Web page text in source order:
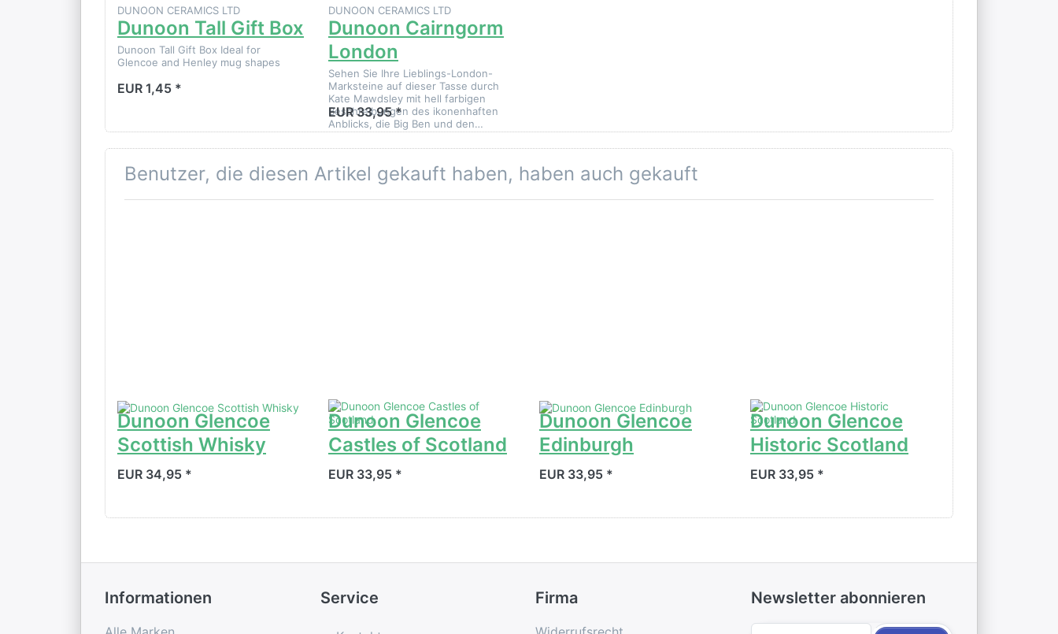
DUNOON CERAMICS LTD
Dunoon Tall Gift Box
Dunoon Tall Gift Box Ideal for
Glencoe and Henley mug shapes
EUR 1,45 *
DUNOON CERAMICS LTD
Dunoon Cairngorm
London
Sehen Sie Ihre Lieblings-London-
Marksteine auf dieser Tasse durch
Kate Mawdsley mit hell farbigen
Beschreibungen des ikonenhaften
Anblicks, die Big Ben und den…
EUR 33,95 *
Benutzer, die diesen Artikel gekauft haben, haben auch gekauft
Dunoon Glencoe
Scottish Whisky
EUR 34,95 *
Dunoon Glencoe
Castles of Scotland
EUR 33,95 *
Dunoon Glencoe
Edinburgh
EUR 33,95 *
Dunoon Glencoe
Historic Scotland
EUR 33,95 *
Informationen Service Firma Newsletter abonnieren